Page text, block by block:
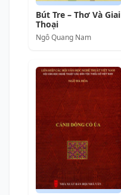
Bút Tre – Thơ Và Giai
Thoại
Ngô Quang Nam